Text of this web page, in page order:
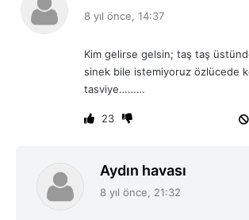
8 yıl önce, 14:37
Kim gelirse gelsin; taş taş
sinek bile istemiyoruz özlücede
tasviye………
23
Aydın havası
8 yıl önce, 21:32